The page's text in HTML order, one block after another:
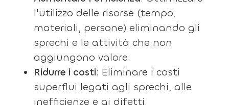
l'utilizzo delle risorse (tempo,
materiali, persone) eliminando gli
sprechi e le attività che non
aggiungono valore.
Ridurre i costi: Eliminare i costi
superflui legati agli sprechi, alle
inefficienze e ai difetti.